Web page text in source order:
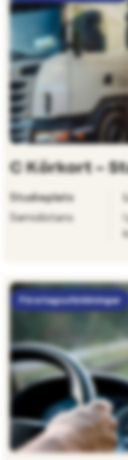
C Körkort –
Studieplats
Semidistans
Företagsutbildningar